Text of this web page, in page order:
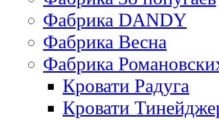
Фабрика DАNDY
Фабрика Весна
Фабрика
Кровати Радуга
Кровати